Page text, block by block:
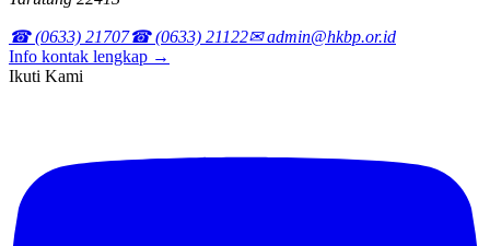
☎ (0633) 21707☎ (0633) 21122✉ admin@hkbp.or.id
Info kontak lengkap →
Ikuti Kami